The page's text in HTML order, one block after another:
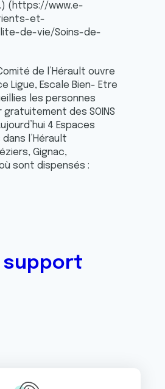
(https://www.e-
et-
de-vie/Soins-de-
de l’Hérault ouvre
Ligue, Escale Bien- Etre
les personnes
des SOINS
4 Espaces
l’Hérault
Gignac,
sont dispensés :
support